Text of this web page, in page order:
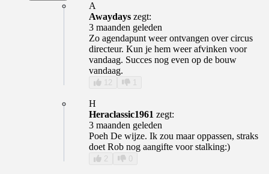
A
Awaydays zegt:
3 maanden geleden
Zo agendapunt weer ontvangen over circus
directeur. Kun je hem weer afvinken voor
vandaag. Succes nog even op de bouw
vandaag.
12 1
H
Heraclassic1961 zegt:
3 maanden geleden
Poeh De wijze. Ik zou maar oppassen, straks
doet Rob nog aangifte voor stalking:)
2 0